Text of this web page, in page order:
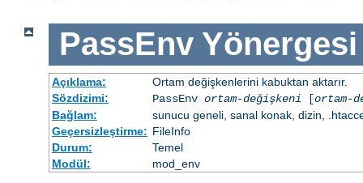
PassEnv Yönergesi
Açıklama:
Ortam değişkenlerini kabuktan aktarır.
Sözdizimi:
PassEnv ortam-değişkeni [ortam-
Bağlam:
sunucu geneli, sanal konak, dizin,
Geçersizleştirme: FileInfo
Durum:
Temel
Modül:
mod_env